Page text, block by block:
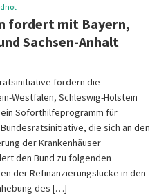
fordert mit Bayern,
Sachsen-Anhalt
fordern die
Westfalen, Schleswig-Holstein
ein Soforthilfeprogramm für
die sich an den
der Krankenhäuser
den Bund zu folgenden
der Refinanzierungslücke in den
des […]